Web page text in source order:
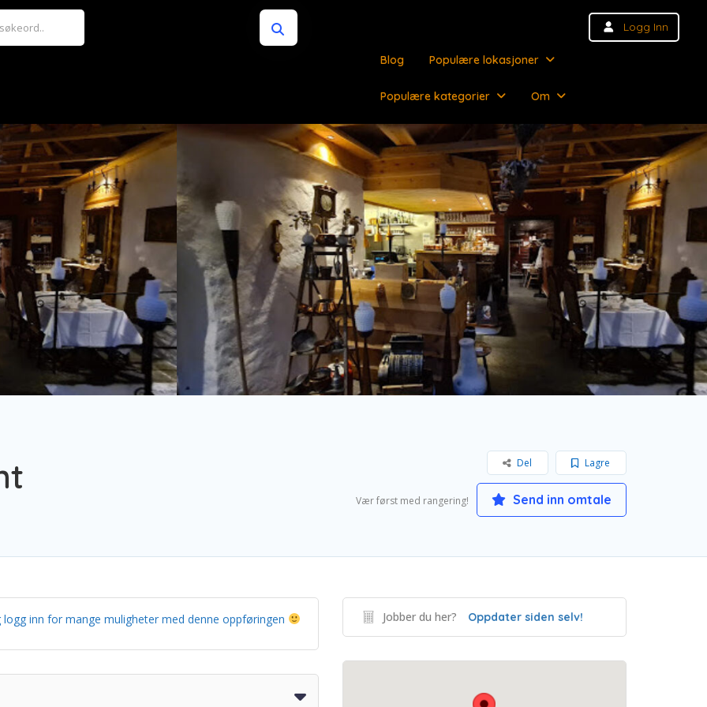
Logg Inn
Blog Populære lokasjoner
Populære kategorier Om
Lagre
Del
Vær først med rangering! Send inn omtale
inn for mange muligheter med denne oppføringen Jobber du her? Oppdater siden selv!